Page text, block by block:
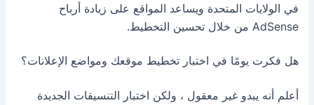
في الولايات المتحدة ويساعد المواقع على زيادة أرباح
AdSense من خلال تحسين التخطيط.
هل فكرت يومًا في اختبار تخطيط موقعك ومواضع الإعلانات؟
أعلم أنه يبدو غير معقول ، ولكن اختبار التنسيقات الجديدة